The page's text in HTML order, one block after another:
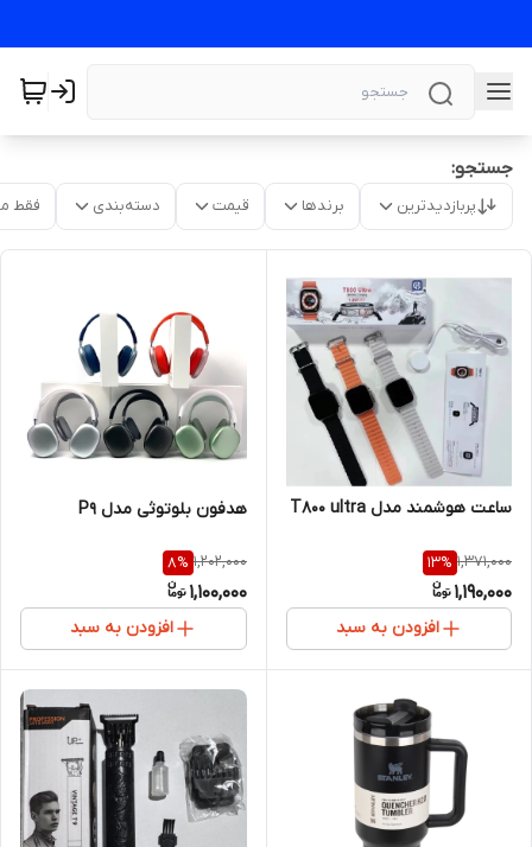
جستجو:
پربازدیدترین برندها قیمت دسته‌بندی فقط
ساعت هوشمند مدل T800 ultra
1,371,000
13%
1,190,000
افزودن به سبد
هدفون بلوتوثی مدل P9
1,202,000
8%
1,100,000
افزودن به سبد